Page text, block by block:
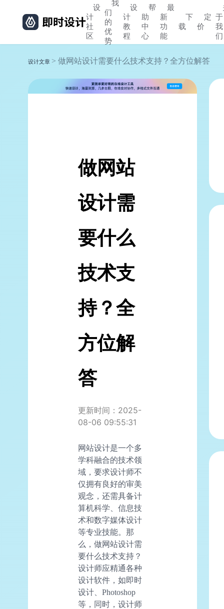
设
计
社
区
我
们
的
优
势
设
计
教
程
帮
助
中
心
最
新
功
能
下
载
定
价
于
我
们
设计文章 > 做网站设计需要什么技术支持？全方位解答
做网站
设计需
要什么
技术支
持？全
方位解
答
更新时间：2025-
08-06 09:55:31
网站设计是一个多
学科融合的技术领
域，要求设计师不
仅拥有良好的审美
观念，还需具备计
算机科学、信息技
术和数字媒体设计
等专业技能。那
么，做网站设计需
要什么技术支持？
设计师应精通各种
设计软件，如即时
设计、Photoshop
等，同时，设计师